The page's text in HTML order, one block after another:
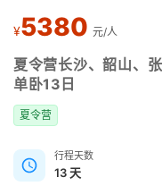
¥5380 元/人
夏令营长沙、韶山、
单卧13日
夏令营
行程天数
13 天